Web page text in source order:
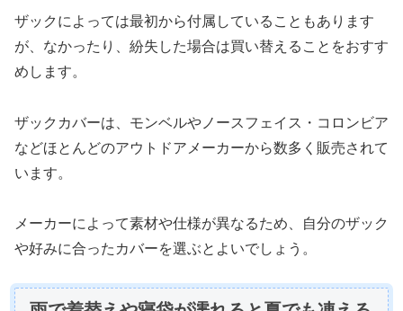
ザックによっては最初から付属していることもあります
が、なかったり、紛失した場合は買い替えることをおすす
めします。
ザックカバーは、モンベルやノースフェイス・コロンビア
などほとんどのアウトドアメーカーから数多く販売されて
います。
メーカーによって素材や仕様が異なるため、自分のザック
や好みに合ったカバーを選ぶとよいでしょう。